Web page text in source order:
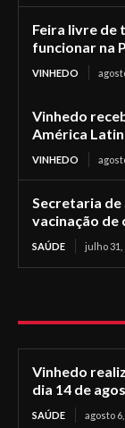
Feira livre de
funcionar na
VINHEDO
Vinhedo
América
VINHEDO
Secretaria de
vacinação de
SAÚDE julho 31,
Vinhedo
dia 14 de
SAÚDE agosto